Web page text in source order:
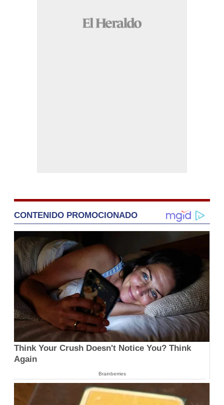
CONTENIDO PROMOCIONADO
Think Your Crush Doesn't Notice You? Think
Again
Brainberries